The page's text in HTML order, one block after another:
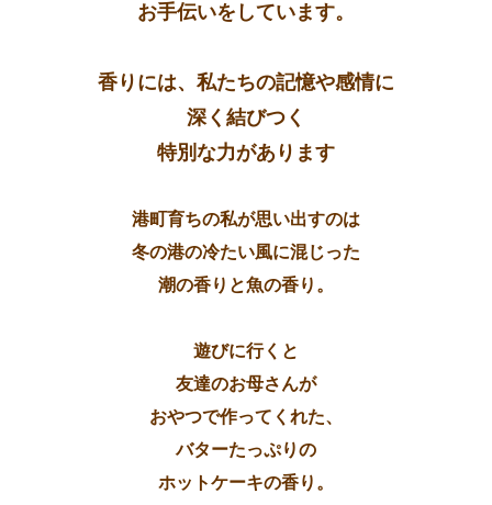
お手伝いを しています。
香りには、私たちの記憶や感情に
深く結びつく
特別な力があります
港町育ちの私が思い出すのは
冬の港の冷たい風に混じった
潮の香りと魚の香り。
遊びに行くと
友達のお母さんが
おやつで作ってくれた、
バターたっぷりの
ホットケーキの香り。